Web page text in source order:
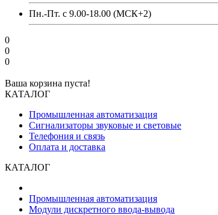
Пн.-Пт. с 9.00-18.00 (МСК+2)
0
0
0
Ваша корзина пуста!
КАТАЛОГ
Промышленная автоматизация
Сигнализаторы звуковые и световые
Телефония и связь
Оплата и доставка
КАТАЛОГ
Промышленная автоматизация
Модули дискретного ввода-вывода